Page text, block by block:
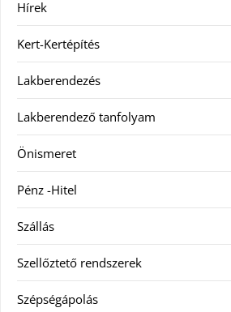
Hírek
Kert-Kertépítés
Lakberendezés
Lakberendező tanfolyam
Önismeret
Pénz -Hitel
Szállás
Szellőztető rendszerek
Szépségápolás